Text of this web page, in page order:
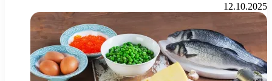
12.10.2025